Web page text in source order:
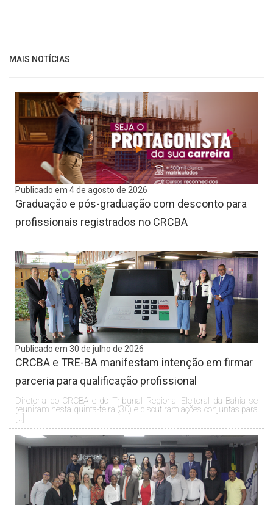
MAIS NOTÍCIAS
Publicado em 4 de agosto de 2026
Graduação e pós-graduação com desconto para
profissionais registrados no CRCBA
Publicado em 30 de julho de 2026
CRCBA e TRE-BA manifestam intenção em firmar
parceria para qualificação profissional
Diretoria do CRCBA e do Tribunal Regional Eleitoral da Bahia se
reuniram nesta quinta-feira (30) e discutiram ações conjuntas para